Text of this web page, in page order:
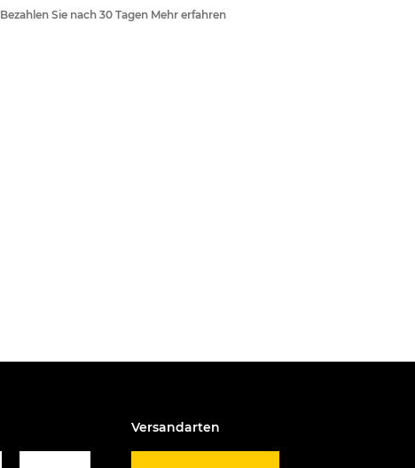
Bezahlen Sie nach 30 Tagen Mehr erfahren
Versandarten